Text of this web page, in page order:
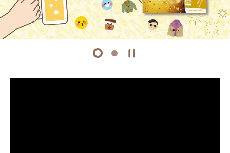
下載期刊
下載期刊
1 2 開始/暫停幻燈片